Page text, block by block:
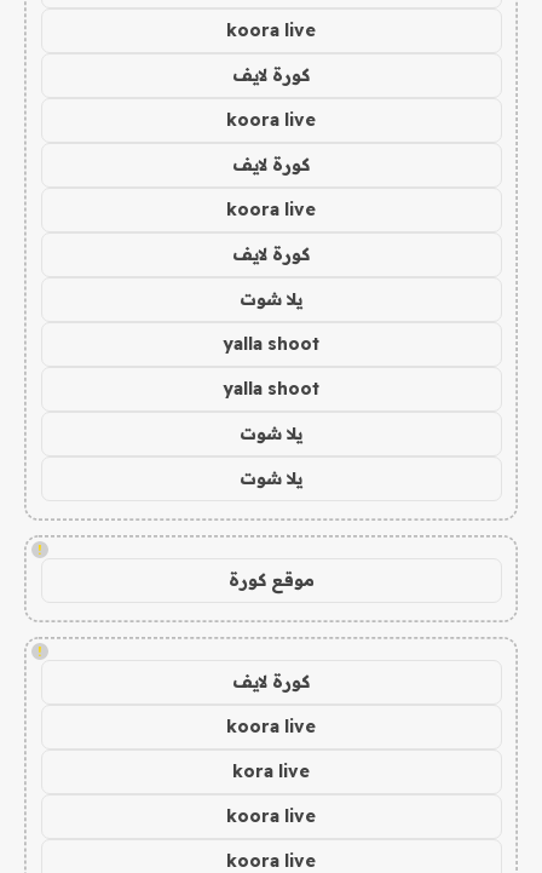
koora live
كورة لايف
koora live
كورة لايف
koora live
كورة لايف
يلا شوت
yalla shoot
yalla shoot
يلا شوت
يلا شوت
!
موقع كورة
!
كورة لايف
koora live
kora live
koora live
koora live